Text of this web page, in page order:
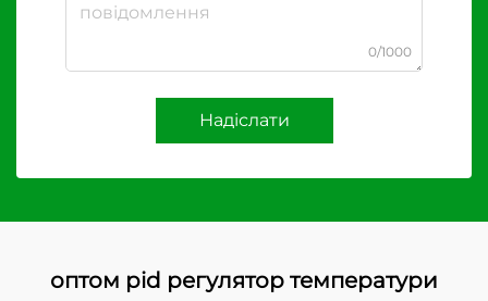
0/1000
Надіслати
оптом pid регулятор температури